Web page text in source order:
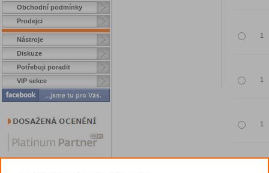
Obchodní podmínky
Prodejci
Nástroje
Diskuze
Potřebuji poradit
VIP sekce